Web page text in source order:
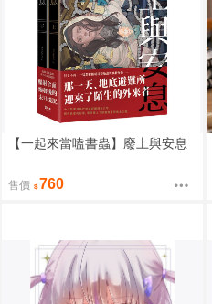
【一起來當嗑書蟲】廢土與安息
售價 760